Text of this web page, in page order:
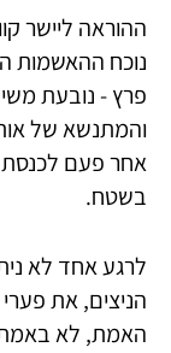
ההוראה ליישר
נוכח ההאשמות
פרץ - נובעת
והמתנשא של
אחר פעם
בשטח.
לרגע אחד לא
הניצים, את
האמת, לא באמת